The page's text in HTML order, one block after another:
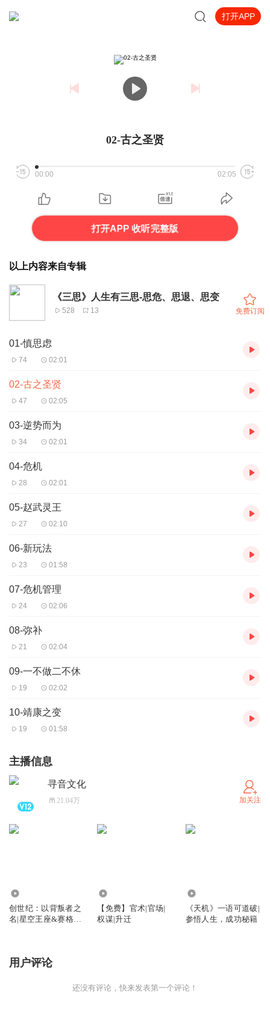
打开APP
02-古之圣贤
00:00 02:05
打开APP 收听完整版
以上内容来自专辑
《三思》人生有三思-思危、思退、思变
528 13 免费订阅
01-慎思虑
74 02:01
02-古之圣贤
47 02:05
03-逆势而为
34 02:01
04-危机
28 02:01
05-赵武灵王
27 02:10
06-新玩法
23 01:58
07-危机管理
24 02:06
08-弥补
21 02:04
09-一不做二不休
19 02:02
10-靖康之变
19 01:58
主播信息
寻音文化
21.04万 加关注
创世纪：以背叛者之
名|星空王座&赛格莱
【免费】官术|官场|
权谋|升迁
《天机》一语可道破|
参悟人生，成功秘籍
用户评论
还没有评论，快来发表第一个评论！